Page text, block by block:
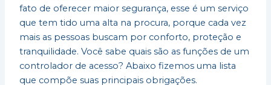
fato de oferecer maior segurança, esse é um serviço
que tem tido uma alta na procura, porque cada vez
mais as pessoas buscam por conforto, proteção e
tranquilidade. Você sabe quais são as funções de um
controlador de acesso? Abaixo fizemos uma lista
que compõe suas principais obrigações.